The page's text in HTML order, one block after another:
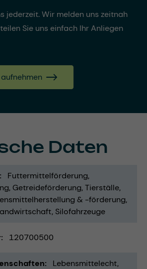
jederzeit. Wir melden uns zeitnah
Sie uns einfach Ihr Anliegen
Daten
Futtermittelförderung
Getreideförderung Tierställe
& -förderung
Silofahrzeuge
120700500
Lebensmittelecht